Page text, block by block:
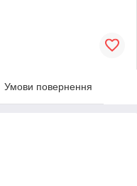
Умови повернення